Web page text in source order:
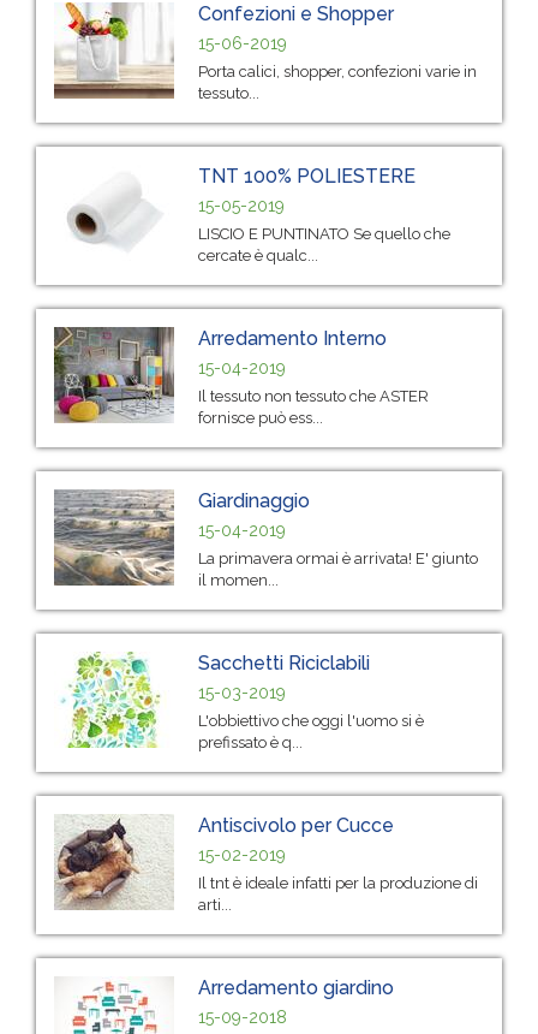
Confezioni e Shopper
15-06-2019
Porta calici, shopper, confezioni varie in
tessuto...
TNT 100% POLIESTERE
15-05-2019
LISCIO E PUNTINATO Se quello che
cercate è qualc...
Arredamento Interno
15-04-2019
Il tessuto non tessuto che ASTER
fornisce può ess...
Giardinaggio
15-04-2019
La primavera ormai è arrivata! E' giunto
il momen...
Sacchetti Riciclabili
15-03-2019
L'obbiettivo che oggi l'uomo si è
prefissato è q...
Antiscivolo per Cucce
15-02-2019
Il tnt è ideale infatti per la produzione di
arti...
Arredamento giardino
15-09-2018